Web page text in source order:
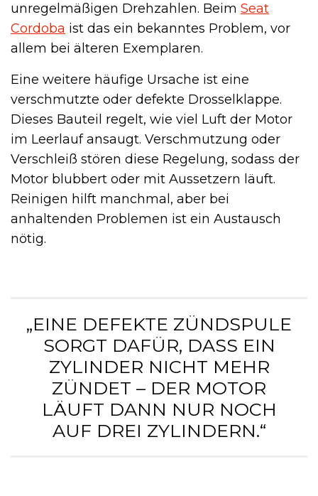
unregelmäßigen Drehzahlen. Beim Seat
Cordoba ist das ein bekanntes Problem, vor
allem bei älteren Exemplaren.
Eine weitere häufige Ursache ist eine
verschmutzte oder defekte Drosselklappe.
Dieses Bauteil regelt, wie viel Luft der Motor
im Leerlauf ansaugt. Verschmutzung oder
Verschleiß stören diese Regelung, sodass der
Motor blubbert oder mit Aussetzern läuft.
Reinigen hilft manchmal, aber bei
anhaltenden Problemen ist ein Austausch
nötig.
„EINE DEFEKTE ZÜNDSPULE
SORGT DAFÜR, DASS EIN
ZYLINDER NICHT MEHR
ZÜNDET – DER MOTOR
LÄUFT DANN NUR NOCH
AUF DREI ZYLINDERN.“